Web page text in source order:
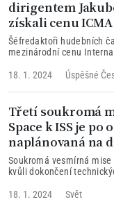
dirigentem
získali cenu ICMA
Šéfredaktoři hudebních
mezinárodní cenu
Hrůšou.
18. 1. 2024 Úspěšné
Třetí soukromá
Space k ISS je po
naplánovaná na
Soukromá vesmírná
kvůli dokončení
18. 1. 2024
Svět